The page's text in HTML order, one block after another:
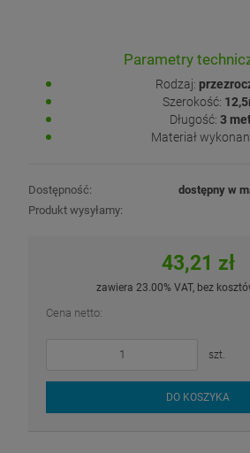
Parametry
Rodzaj:
Szerokość:
Długość: 3
Materiał
Dostępność:
dostępny w
Produkt wysyłamy:
43,21 zł
zawiera 23.00% VAT, bez
Cena netto:
szt.
DO KOSZYKA